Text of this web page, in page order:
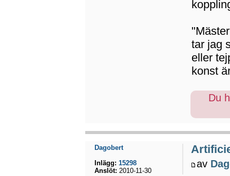
tar jag
eller
konst
Du
av
Dagobert
Inlägg: 15298
Anslöt: 2010-11-30